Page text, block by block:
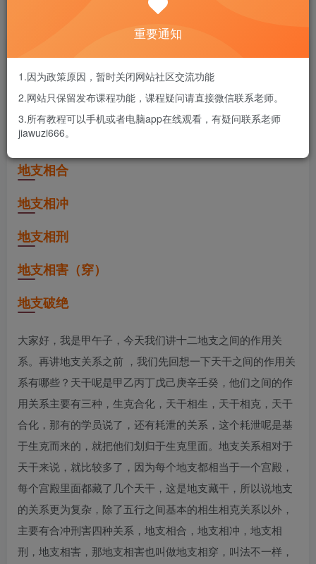
第十三课 命理重点 地支之间的关系 刑冲合害破绝
甲午子
3月28日 10:36更新
0 527
地支生克
地支相合
地支相冲
地支相刑
地支相害（穿）
地支破绝
大家好，我是甲午子，今天我们讲十二地支之间的作用关
系。再讲地支关系之前 ，我们先回想一下天干之间的作用关
系有哪些？天干呢是甲乙丙丁戊己庚辛壬癸，他们之间的作
用关系主要有三种，生克合化，天干相生，天干相克，天干
合化，那有的学员说了，还有耗泄的关系，这个耗泄呢是基
于生克而来的，就把他们划归于生克里面。地支关系相对于
天干来说，就比较多了，因为每个地支都相当于一个宫殿，
每个宫殿里面都藏了几个天干，这是地支藏干，所以说地支
的关系更为复杂，除了五行之间基本的相生相克关系以外，
主要有合冲刑害四种关系，地支相合，地支相冲，地支相
刑，地支相害，那地支相害也叫做地支相穿，叫法不一样，
重要通知
1.因为政策原因，暂时关闭网站社区交流功能
2.网站只保留发布课程功能，课程疑问请直接微信联系老师。
3.所有教程可以手机或者电脑app在线观看，有疑问联系老师
jiawuzi666。